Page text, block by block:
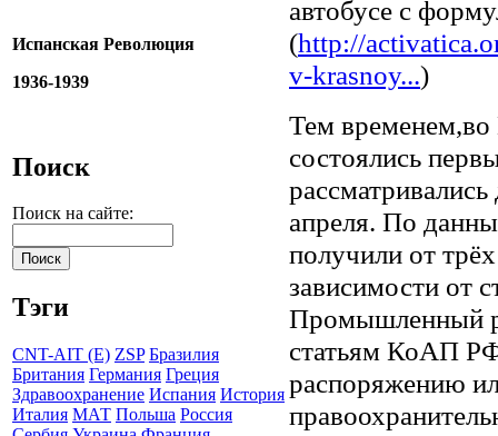
Испанская Революция
1936-1939
Поиск
Поиск на сайте:
Тэги
CNT-AIT (E) ZSP Бразилия
Британия Германия Греция
Здравоохранение Испания История
Италия МАТ Польша Россия
автобусе с
(http://
v-krasnoy...)
Тем временем,во
состоялись
апреля. По
получили от
зависимости от
Промышленный
статьям КоАП
распоряжению